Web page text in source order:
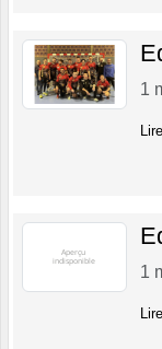
1
1